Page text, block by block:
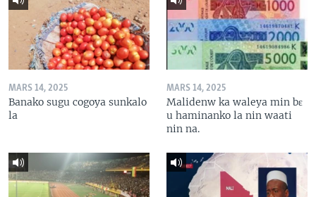
MARS 14, 2025
Banako sugu cogoya sunkalo
la
MARS 14, 2025
Malidenw ka waleya min bɛ
u haminanko la nin waati
nin na.